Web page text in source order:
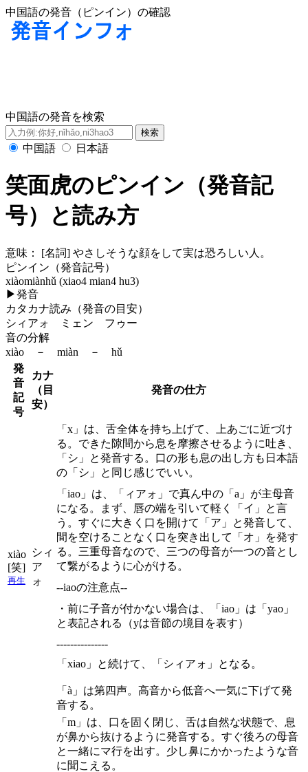
中国語の発音（ピンイン）の確認
中国語の発音を検索
中国語 日本語
笑面虎のピンイン（発音記
号）と読み方
意味：
[名詞] やさしそうな顔をして実は恐ろしい人。
ピンイン（発音記号）
xiàomiànhǔ (xiao4 mian4 hu3)
▶発音
カタカナ読み（発音の目安）
シィアォ ミェン フゥー
音の分解
xiào － miàn － hǔ
発
音
記
号
カナ
（目
安）
発音の仕方
xiào
[笑]
再生
シィ
ア
ォ
「x」は、舌全体を持ち上げて、上あごに近づけ
る。できた隙間から息を摩擦させるように吐き、
「シ」と発音する。口の形も息の出し方も日本語
の「シ」と同じ感じでいい。
「iao」は、「ィアォ」で真ん中の「a」が主母音
になる。まず、唇の端を引いて軽く「イ」と言
う。すぐに大きく口を開けて「ア」と発音して、
間を空けることなく口を突き出して「オ」を発す
る。三重母音なので、三つの母音が一つの音とし
て繋がるように心がける。
--iaoの注意点--
・前に子音が付かない場合は、「iao」は「yao」
と表記される（yは音節の境目を表す）
---------------
「xiao」と続けて、「シィアォ」となる。
「à」は第四声。高音から低音へ一気に下げて発
音する。
「m」は、口を固く閉じ、舌は自然な状態で、息
が鼻から抜けるように発音する。すぐ後ろの母音
と一緒にマ行を出す。少し鼻にかかったような音
に聞こえる。